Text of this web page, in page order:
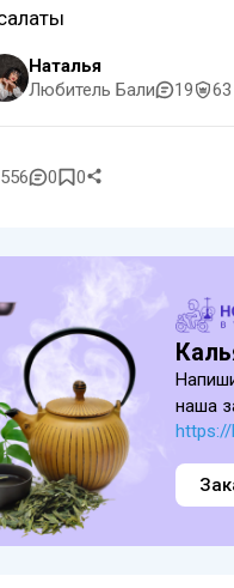
Наталья
Любитель Бали
19 63
556 0 0
наша